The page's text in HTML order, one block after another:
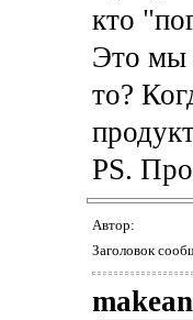
кто
Это мы
то?
PS.
Автор:
Заголовок